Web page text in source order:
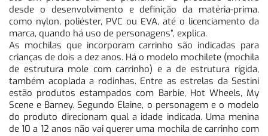
desde o desenvolvimento e definição da matéria-prima,
como nylon, poliéster, PVC ou EVA, até o licenciamento da
marca, quando há uso de personagens”, explica.
As mochilas que incorporam carrinho são indicadas para
crianças de dois a dez anos. Há o modelo mochilete (mochila
de estrutura mole com carrinho) e a de estrutura rígida,
também acoplada a rodinhas. Entre as estrelas da Sestini
estão produtos estampados com Barbie, Hot Wheels, My
Scene e Barney. Segundo Elaine, o personagem e o modelo
do produto direcionam qual a idade indicada. Uma menina
de 10 a 12 anos não vai querer uma mochila de carrinho com